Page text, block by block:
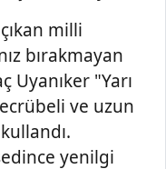
milli
bırakmayan
Uyanıker "Yarı
ve uzun
yenilgi